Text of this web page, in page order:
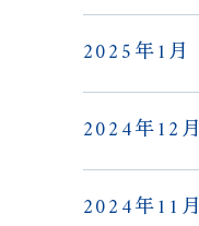
2025年1月
2024年12月
2024年11月